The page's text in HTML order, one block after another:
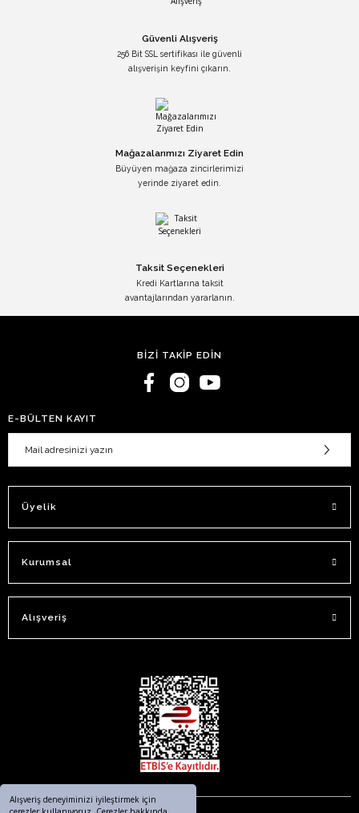
Alışveriş deneyiminizi iyileştirmek için
Güvenli Alışveriş
256 Bit SSL sertifikası ile güvenli
alışverişin keyfini çıkarın.
Mağazalarımızı Ziyaret Edin
Büyüyen mağaza zincirlerimizi
yerinde ziyaret edin.
Taksit Seçenekleri
Kredi Kartlarına taksit
avantajlarından yararlanın.
BİZİ TAKİP EDİN
E-BÜLTEN KAYIT
Üyelik
Kurumsal
Alışveriş